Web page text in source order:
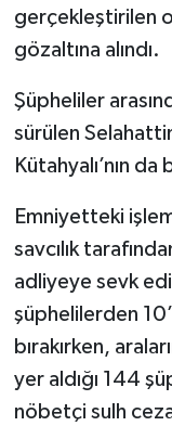
gerçekleştirilen
gözaltına alındı.
Şüpheliler
sürülen
Kütahyalı’nın
Emniyetteki
savcılık
adliyeye sevk
şüphelilerden
bırakırken,
yer aldığı 144
nöbetçi sulh